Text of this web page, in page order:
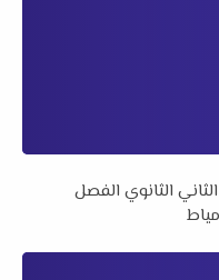
الثانوي الفصل